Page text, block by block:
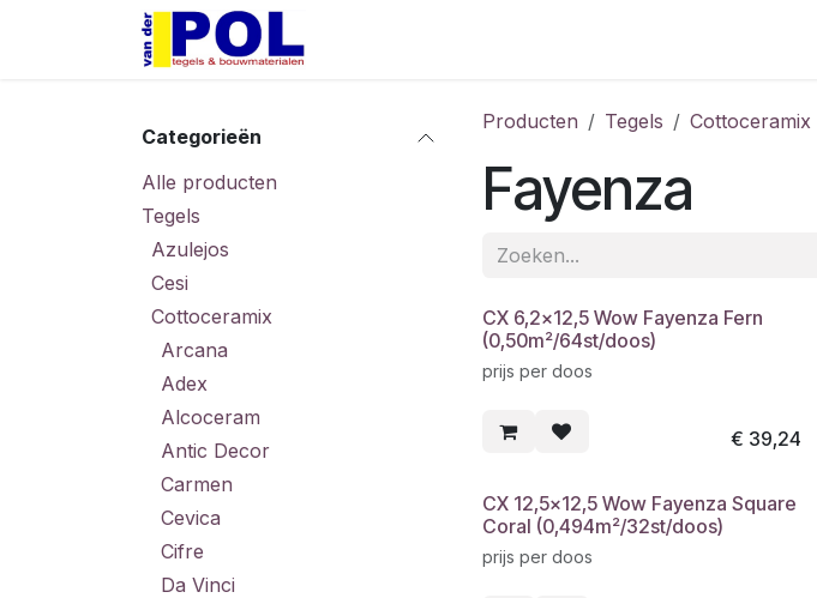
Overslaan naar inhoud
Categorieën
Alle producten
Tegels
Azulejos
Cesi
Cottoceramix
Arcana
Adex
Alcoceram
Antic Decor
Carmen
Cevica
Cifre
Da Vinci
Producten Tegels Cottoceramix
Fayenza
CX 6,2x12,5 Wow Fayenza Fern
(0,50m²/64st/doos)
prijs per doos
€ 39,24
CX 12,5x12,5 Wow Fayenza Square
Coral (0,494m²/32st/doos)
prijs per doos